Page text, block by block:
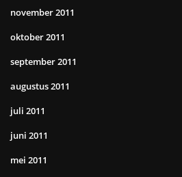
november 2011
oktober 2011
september 2011
augustus 2011
juli 2011
juni 2011
mei 2011